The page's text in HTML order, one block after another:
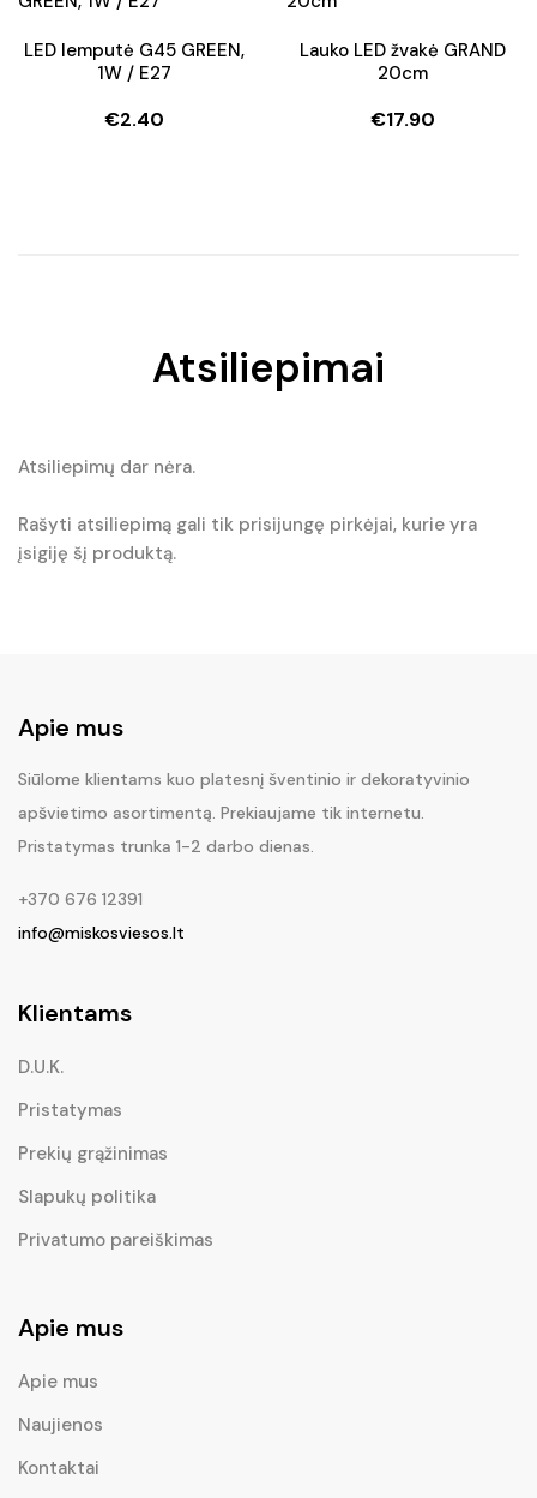
€20.90.
€16.50.
LED lemputė G45 GREEN,
1W / E27
€2.40
Lauko LED žvakė GRAND
20cm
€17.90
Atsiliepimai
Atsiliepimų dar nėra.
Rašyti atsiliepimą gali tik prisijungę pirkėjai, kurie yra
įsigiję šį produktą.
Apie mus
Siūlome klientams kuo platesnį šventinio ir dekoratyvinio
apšvietimo asortimentą. Prekiaujame tik internetu.
Pristatymas trunka 1-2 darbo dienas.
+370 676 12391
info@miskosviesos.lt
Klientams
D.U.K.
Pristatymas
Prekių grąžinimas
Slapukų politika
Privatumo pareiškimas
Apie mus
Apie mus
Naujienos
Kontaktai